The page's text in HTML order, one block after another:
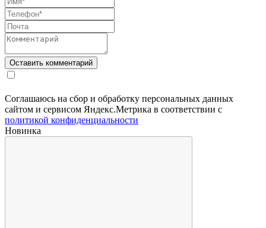
Соглашаюсь на сбор и обработку персональных данных
сайтом и сервисом Яндекс.Метрика в соответствии с
политикой конфиденциальности
Новинка